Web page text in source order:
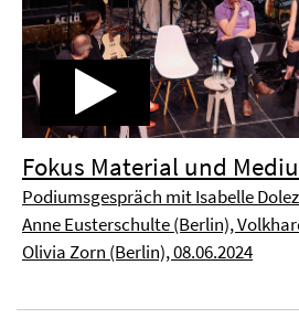
Fokus Material und
Podiumsgespräch mit Isabelle
Anne Eusterschulte (Berlin),
Olivia Zorn (Berlin), 08.06.2024